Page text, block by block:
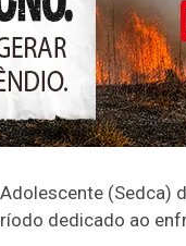
(Sedca)
dedicado ao